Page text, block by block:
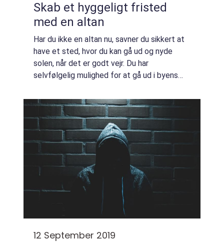
Skab et hyggeligt fristed
med en altan
Har du ikke en altan nu, savner du sikkert at
have et sted, hvor du kan gå ud og nyde
solen, når det er godt vejr. Du har
selvfølgelig mulighed for at gå ud i byens
gå direkte fra sit hjem ud i det gode ve...
12 September 2019